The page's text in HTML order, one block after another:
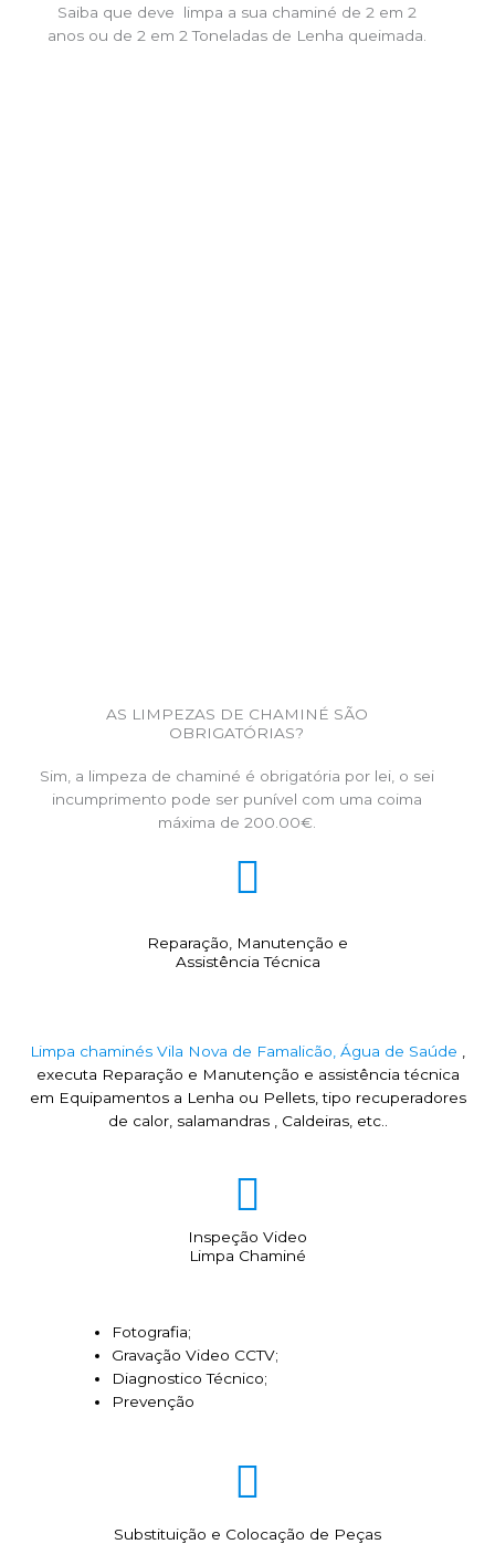
Saiba que deve limpa a sua chaminé de 2 em 2
anos ou de 2 em 2 Toneladas de Lenha queimada.
AS LIMPEZAS DE CHAMINÉ SÃO
OBRIGATÓRIAS?
Sim, a limpeza de chaminé é obrigatória por lei, o sei
incumprimento pode ser punível com uma coima
máxima de 200.00€.
Reparação, Manutenção e
Assistência Técnica
Limpa chaminés Vila Nova de Famalicão, Água de Saúde ,
executa Reparação e Manutenção e assistência técnica
em Equipamentos a Lenha ou Pellets, tipo recuperadores
de calor, salamandras , Caldeiras, etc..
Inspeção Video
Limpa Chaminé
Fotografia;
Gravação Video CCTV;
Diagnostico Técnico;
Prevenção
Substituição e Colocação de Peças